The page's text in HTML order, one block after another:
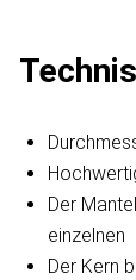
Der
einzelnen
Der Kern